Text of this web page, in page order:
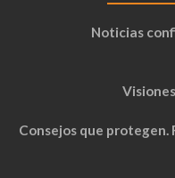
Noticias
Consejos que protegen.